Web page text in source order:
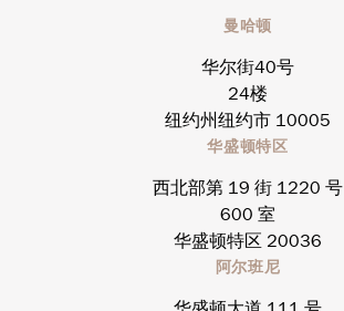
曼哈顿
华尔街40号
24楼
纽约州纽约市 10005
华盛顿特区
西北部第 19 街 1220 号
600 室
华盛顿特区 20036
阿尔班尼